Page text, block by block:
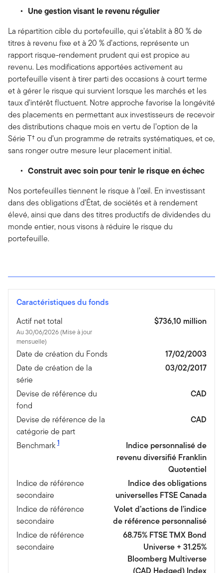
Une gestion visant le revenu régulier
La répartition cible du portefeuille, qui s’établit à 80 % de
titres à revenu fixe et à 20 % d’actions, représente un
rapport risque-rendement prudent qui est propice au
revenu. Les modifications apportées activement au
portefeuille visent à tirer parti des occasions à court terme
et à gérer le risque qui survient lorsque les marchés et les
taux d’intérêt fluctuent. Notre approche favorise la longévité
des placements en permettant aux investisseurs de recevoir
des distributions chaque mois en vertu de l’option de la
Série T† ou d’un programme de retraits systématiques, et ce,
sans ronger outre mesure leur placement initial.
Construit avec soin pour tenir le risque en échec
Nos portefeuilles tiennent le risque à l’œil. En investissant
dans des obligations d’État, de sociétés et à rendement
élevé, ainsi que dans des titres productifs de dividendes du
monde entier, nous visons à réduire le risque du
portefeuille.
Caractéristiques du fonds
Actif net total
Au 30/06/2026 (Mise à jour
mensuelle)
$736,10 million
Date de création du Fonds
17/02/2003
Date de création de la
série
03/02/2017
Devise de référence du
fond
CAD
Devise de référence de la
catégorie de part
CAD
Benchmark 1
Indice personnalisé de
revenu diversifié Franklin
Quotentiel
Indice de référence
secondaire
Indice des obligations
universelles FTSE Canada
Indice de référence
secondaire
Volet d’actions de l’indice
de référence personnalisé
Indice de référence
secondaire
68.75% FTSE TMX Bond
Universe + 31.25%
Bloomberg Multiverse
(CAD Hedged) Index